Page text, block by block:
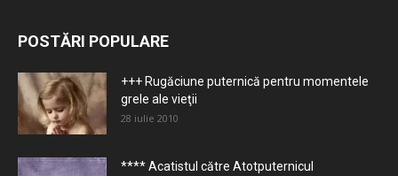
POSTĂRI POPULARE
+++ Rugăciune puternică pentru momentele
grele ale vieţii
28 iulie 2010
**** Acatistul către Atotputernicul